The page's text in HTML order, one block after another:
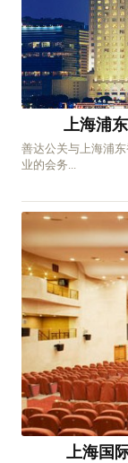
上海浦
善达公关与上海浦
业的会务...
上海国